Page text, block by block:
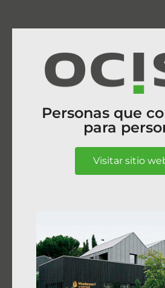
Personas que
para
Visitar sitio